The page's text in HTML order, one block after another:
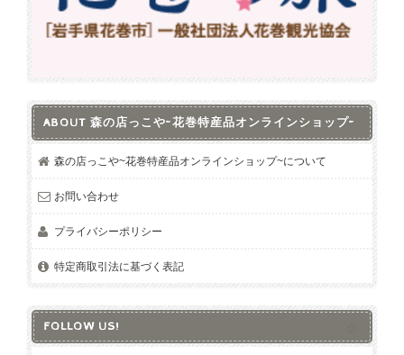
ABOUT 森の店っこや~花巻特産品オンラインショップ~
森の店っこや~花巻特産品オンラインショップ~について
お問い合わせ
プライバシーポリシー
特定商取引法に基づく表記
FOLLOW US!